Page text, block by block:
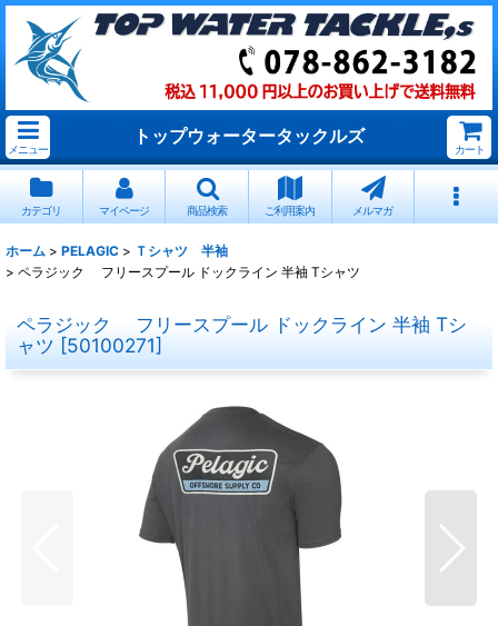
メニュー
トップウォータータックルズ
カート
カテゴリ マイページ 商品検索 ご利用案内 メルマガ
ホーム > PELAGIC > Ｔシャツ 半袖
> ペラジック フリースプール ドックライン 半袖 Tシャツ
ペラジック フリースプール ドックライン 半袖 Tシ
ャツ [50100271]